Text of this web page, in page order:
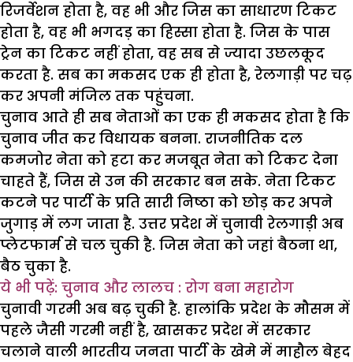
रिजर्वेशन होता है, वह भी और जिस का साधारण टिकट
होता है, वह भी भगदड़ का हिस्सा होता है. जिस के पास
ट्रेन का टिकट नहीं होता, वह सब से ज्यादा उछलकूद
करता है. सब का मकसद एक ही होता है, रेलगाड़ी पर चढ़
कर अपनी मंजिल तक पहुंचना.
चुनाव आते ही सब नेताओं का एक ही मकसद होता है कि
चुनाव जीत कर विधायक बनना. राजनीतिक दल
कमजोर नेता को हटा कर मजबूत नेता को टिकट देना
चाहते हैं, जिस से उन की सरकार बन सके. नेता टिकट
कटने पर पार्टी के प्रति सारी निष्ठा को छोड़ कर अपने
जुगाड़ में लग जाता है. उत्तर प्रदेश में चुनावी रेलगाड़ी अब
प्लेटफार्म से चल चुकी है. जिस नेता को जहां बैठना था,
बैठ चुका है.
ये भी पढ़ें: चुनाव और लालच : रोग बना महारोग
चुनावी गरमी अब बढ़ चुकी है. हालांकि प्रदेश के मौसम में
पहले जैसी गरमी नहीं है, खासकर प्रदेश में सरकार
चलाने वाली भारतीय जनता पार्टी के खेमे में माहौल बेहद